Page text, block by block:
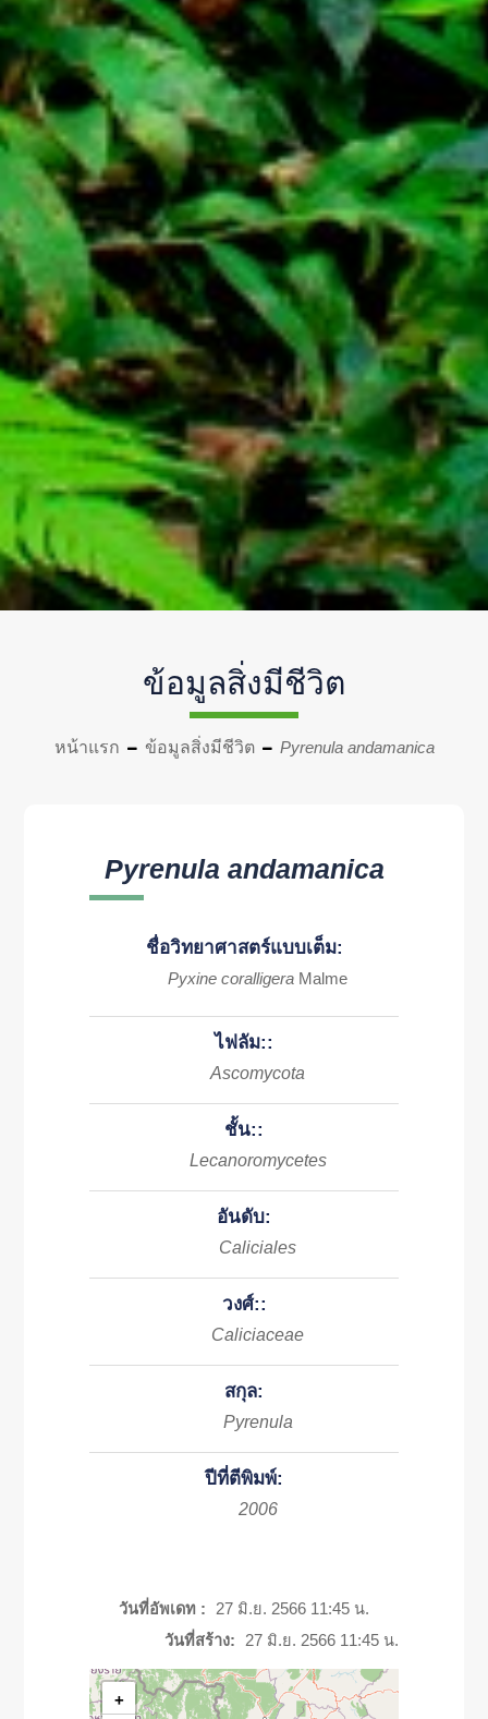
ข้อมูลสิ่งมีชีวิต
หน้าแรก ข้อมูลสิ่งมีชีวิต Pyrenula andamanica
Pyrenula andamanica
ชื่อวิทยาศาสตร์แบบเต็ม:
Pyxine coralligera Malme
ไฟลัม::
Ascomycota
ชั้น::
Lecanoromycetes
อันดับ:
Caliciales
วงศ์::
Caliciaceae
สกุล:
Pyrenula
ปีที่ตีพิมพ์:
2006
วันที่อัพเดท :
27 มิ.ย. 2566 11:45 น.
วันที่สร้าง:
27 มิ.ย. 2566 11:45 น.
+